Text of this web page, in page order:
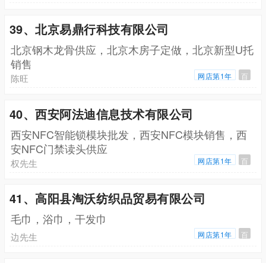
39、北京易鼎行科技有限公司
北京钢木龙骨供应，北京木房子定做，北京新型U托
销售
陈旺 网店第1年 百
40、西安阿法迪信息技术有限公司
西安NFC智能锁模块批发，西安NFC模块销售，西
安NFC门禁读头供应
权先生 网店第1年 百
41、高阳县淘沃纺织品贸易有限公司
毛巾，浴巾，干发巾
边先生 网店第1年 百